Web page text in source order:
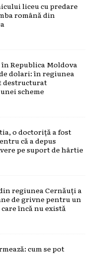
liceu cu predare
română din
Republica Moldova
dolari: în regiunea
destructurat
scheme
o doctoriță a fost
că a depus
pe suport de hârtie
regiunea Cernăuți a
de grivne pentru un
încă nu există
cum se pot